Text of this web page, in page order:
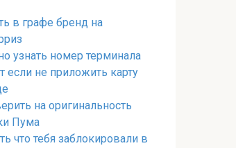
в графе бренд на
узнать номер терминала
если не приложить карту
на оригинальность
Пума
что тебя заблокировали в